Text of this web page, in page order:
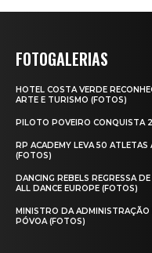
FOTOGALERIAS
HOTEL COSTA VERDE
ARTE E TURISMO (FOTOS)
PILOTO POVEIRO CONQUISTA
RP ACADEMY LEVA 50 ATLETAS
(FOTOS)
DANCING REBELS REGRESSA
ALL DANCE EUROPE (FOTOS)
MINISTRO DA ADMINISTRAÇÃO
PÓVOA (FOTOS)